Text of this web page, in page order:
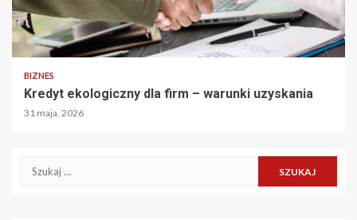
BIZNES
Kredyt ekologiczny dla firm – warunki uzyskania
31 maja, 2026
Szukaj: